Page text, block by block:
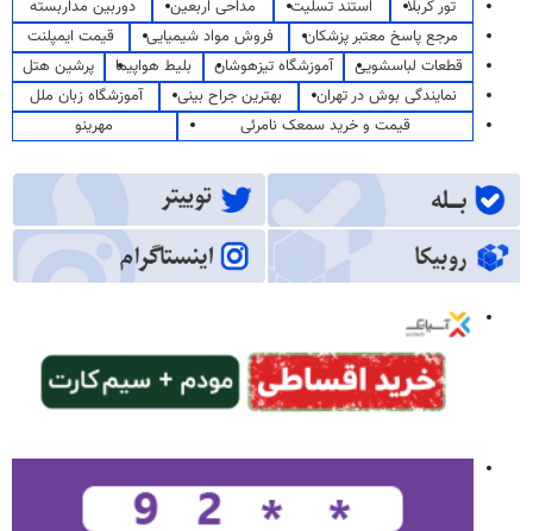
تور کربلا
استند تسلیت مداحی اربعین
دوربین مداربسته
مرجع پاسخ معتبر پزشکان
فروش مواد شیمیایی
قیمت ایمپلنت
قطعات لباسشویی
آموزشگاه تیزهوشان بلیط هواپیما
پرشین هتل
نمایندگی بوش در تهران
بهترین جراح بینی
آموزشگاه زبان ملل
قیمت و خرید سمعک نامرئی
مهرینو